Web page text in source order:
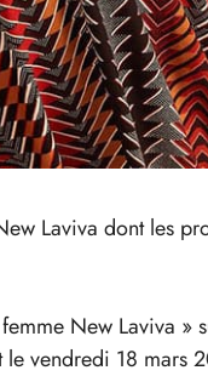
Laviva dont les
New Laviva »
vendredi 18 mars